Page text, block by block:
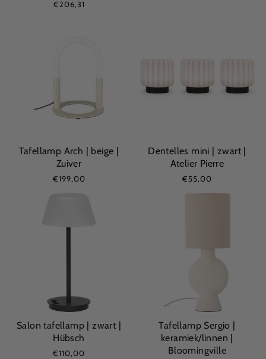
€206,31
Tafellamp Arch | beige |
Zuiver
€199,00
Dentelles mini | zwart |
Atelier Pierre
€55,00
Salon tafellamp | zwart |
Hübsch
€110,00
Tafellamp Sergio |
keramiek/linnen |
Bloomingville